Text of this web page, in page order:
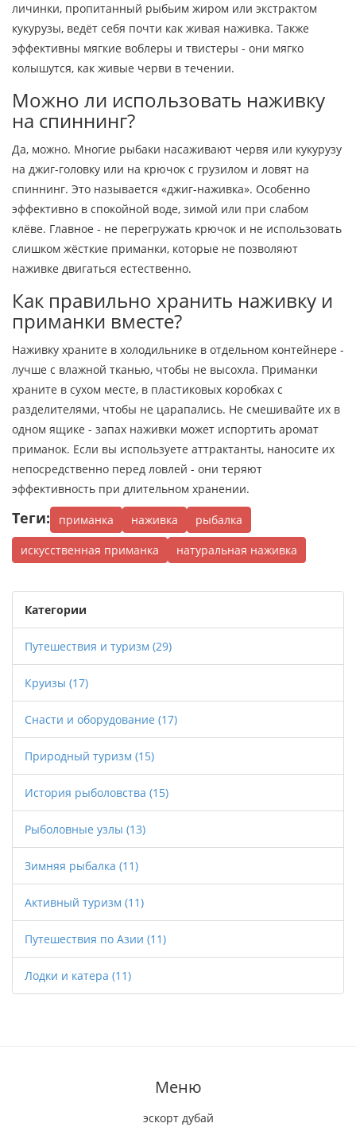
личинки, пропитанный рыбьим жиром или экстрактом
кукурузы, ведёт себя почти как живая наживка. Также
эффективны мягкие воблеры и твистеры - они мягко
колышутся, как живые черви в течении.
Можно ли использовать наживку
на спиннинг?
Да, можно. Многие рыбаки насаживают червя или кукурузу
на джиг-головку или на крючок с грузилом и ловят на
спиннинг. Это называется «джиг-наживка». Особенно
эффективно в спокойной воде, зимой или при слабом
клёве. Главное - не перегружать крючок и не использовать
слишком жёсткие приманки, которые не позволяют
наживке двигаться естественно.
Как правильно хранить наживку и
приманки вместе?
Наживку храните в холодильнике в отдельном контейнере -
лучше с влажной тканью, чтобы не высохла. Приманки
храните в сухом месте, в пластиковых коробках с
разделителями, чтобы не царапались. Не смешивайте их в
одном ящике - запах наживки может испортить аромат
приманок. Если вы используете аттрактанты, наносите их
непосредственно перед ловлей - они теряют
эффективность при длительном хранении.
Теги: приманка наживка
рыбалка
искусственная приманка
натуральная наживка
Категории
Путешествия и туризм (29)
Круизы (17)
Снасти и оборудование (17)
Природный туризм (15)
История рыболовства (15)
Рыболовные узлы (13)
Зимняя рыбалка (11)
Активный туризм (11)
Путешествия по Азии (11)
Лодки и катера (11)
Меню
эскорт дубай